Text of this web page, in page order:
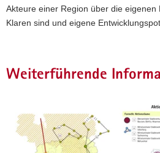
Akteure einer Region über die eigenen
Klaren sind und eigene
Weiterführende